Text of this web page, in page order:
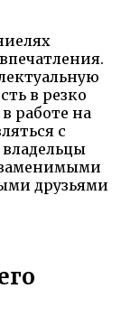
в резко
работе на
с
друзьями